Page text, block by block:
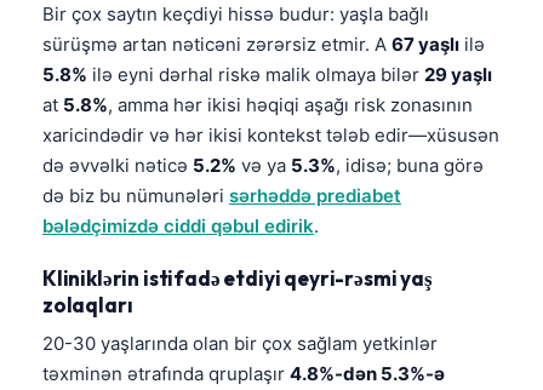
Bir çox saytın keçdiyi hissə budur: yaşla bağlı
sürüşmə artan nəticəni zərərsiz etmir. A 67 yaşlı ilə
5.8% ilə eyni dərhal riskə malik olmaya bilər 29 yaşlı
at 5.8%, amma hər ikisi həqiqi aşağı risk zonasının
xaricindədir və hər ikisi kontekst tələb edir—xüsusən
də əvvəlki nəticə 5.2% və ya 5.3%, idisə; buna görə
də biz bu nümunələri sərhəddə prediabet
bələdçimizdə ciddi qəbul edirik.
Kliniklərin istifadə etdiyi qeyri-rəsmi yaş
zolaqları
20-30 yaşlarında olan bir çox sağlam yetkinlər
təxminən ətrafında qruplaşır 4.8%-dən 5.3%-ə